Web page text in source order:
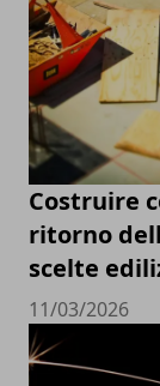
Costruire
ritorno
scelte
11/03/2026